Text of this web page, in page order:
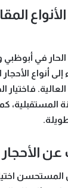
الأنواع
الحار في
أنواع
المستقبلية،
اختيار